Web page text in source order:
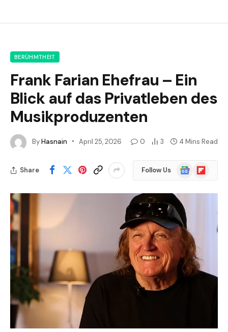
BERÜHMTHEIT
Frank Farian Ehefrau – Ein
Blick auf das Privatleben des
Musikproduzenten
ByHasnain April 25, 2026 0 3 4 Mins Read
Share Follow Us
Google
News
Flipboard